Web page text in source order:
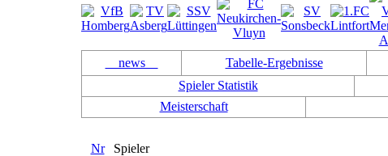
news Tabelle-Ergebnisse
Spieler Statistik
Meisterschaft
Nr Spieler